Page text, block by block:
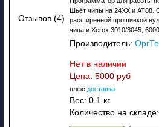
Отзывов (4)
Шьёт чипы на 24XX и АТ88.
расширенной прошивкой
чипа и Xerox 3010/3045,
Производитель:
Нет в наличии
Цена: 5000 руб
плюс доставка
Вес: 0.1 кг.
Количество на складе: